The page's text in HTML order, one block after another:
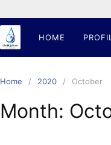
HOME
Home 2020 October
Month: